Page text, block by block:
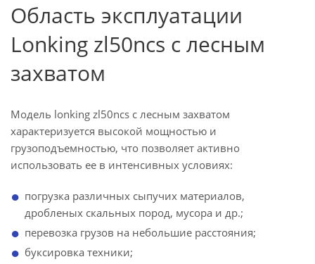
Область эксплуатации
Lonking zl50ncs с лесным
захватом
Модель lonking zl50ncs с лесным захватом
характеризуется высокой мощностью и
грузоподъемностью, что позволяет активно
использовать ее в интенсивных условиях:
погрузка различных сыпучих материалов,
дробленых скальных пород, мусора и др.;
перевозка грузов на небольшие расстояния;
буксировка техники;